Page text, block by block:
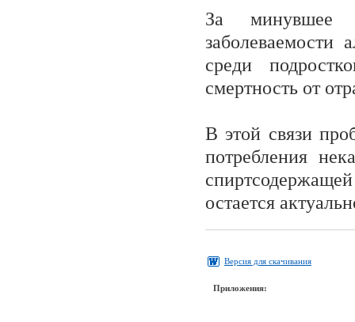
За минувшее
заболеваемости
среди
смертность от
В этой связи
потребления
остается
Версия для скачивания
Приложения: